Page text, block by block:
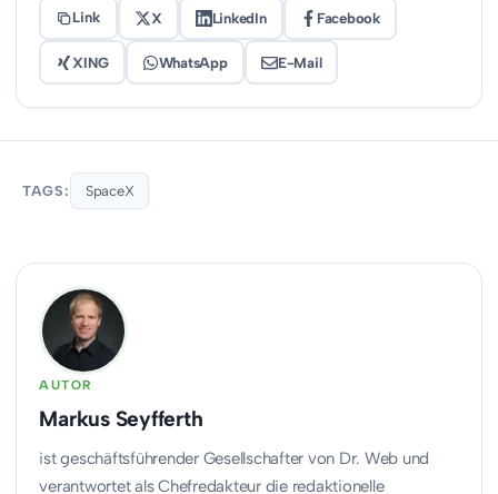
Link X LinkedIn Facebook
XING WhatsApp E-Mail
TAGS: SpaceX
AUTOR
Markus Seyfferth
ist geschäftsführender Gesellschafter von Dr. Web und
verantwortet als Chefredakteur die redaktionelle